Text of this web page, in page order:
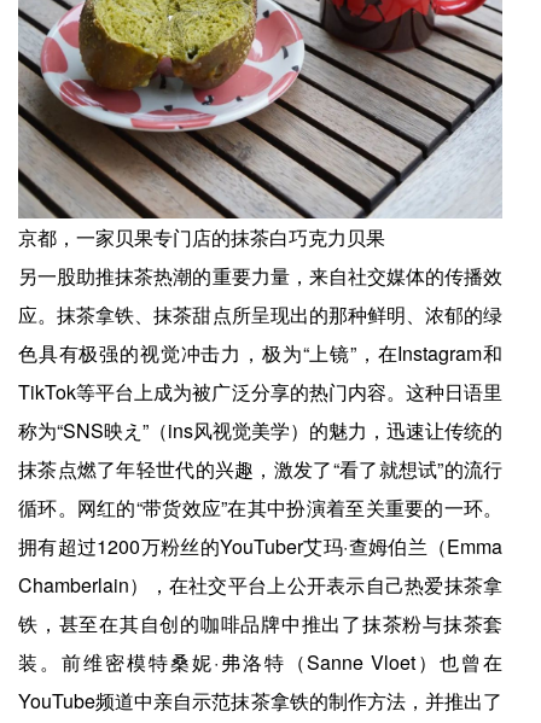
京都，一家贝果专门店的抹茶白巧克力贝果
另一股助推抹茶热潮的重要力量，来自社交媒体的传播效
应。抹茶拿铁、抹茶甜点所呈现出的那种鲜明、浓郁的绿
色具有极强的视觉冲击力，极为“上镜”，在Instagram和
TikTok等平台上成为被广泛分享的热门内容。这种日语里
称为“SNS映え”（ins风视觉美学）的魅力，迅速让传统的
抹茶点燃了年轻世代的兴趣，激发了“看了就想试”的流行
循环。网红的“带货效应”在其中扮演着至关重要的一环。
拥有超过1200万粉丝的YouTuber艾玛·查姆伯兰（Emma
Chamberlain），在社交平台上公开表示自己热爱抹茶拿
铁，甚至在其自创的咖啡品牌中推出了抹茶粉与抹茶套
装。前维密模特桑妮·弗洛特（Sanne Vloet）也曾在
YouTube频道中亲自示范抹茶拿铁的制作方法，并推出了